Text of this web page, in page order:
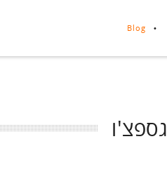
Blog
גספצ'ו